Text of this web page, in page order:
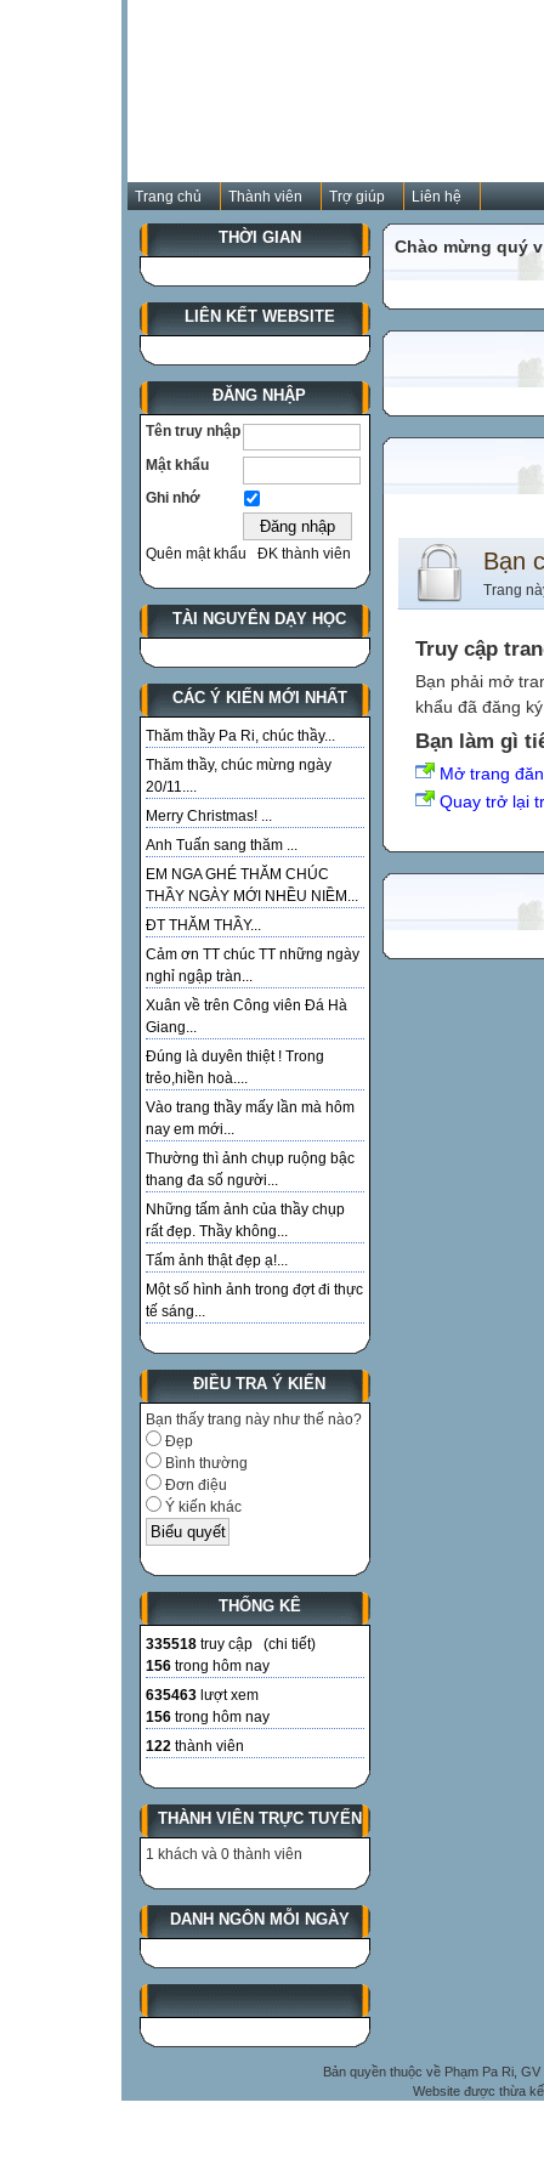
Trang chủ Thành viên Trợ giúp Liên hệ
THỜI GIAN
LIÊN KẾT WEBSITE
ĐĂNG NHẬP
Tên truy nhập
Mật khẩu
Ghi nhớ
Quên mật khẩu ĐK thành viên
TÀI NGUYÊN DẠY HỌC
CÁC Ý KIẾN MỚI NHẤT
Thăm thầy Pa Ri, chúc thầy...
Thăm thầy, chúc mừng ngày
20/11....
Merry Christmas! ...
Anh Tuấn sang thăm ...
EM NGA GHÉ THĂM CHÚC
THẦY NGÀY MỚI NHỀU NIỀM...
ĐT THĂM THẦY...
Cảm ơn TT chúc TT những ngày
nghỉ ngập tràn...
Xuân về trên Công viên Đá Hà
Giang...
Đúng là duyên thiệt ! Trong
trẻo,hiền hoà....
Vào trang thầy mấy lần mà hôm
nay em mới...
Thường thì ảnh chụp ruộng bậc
thang đa số người...
Những tấm ảnh của thầy chụp
rất đẹp. Thầy không...
Tấm ảnh thật đẹp ạ!...
Một số hình ảnh trong đợt đi thực
tế sáng...
ĐIỀU TRA Ý KIẾN
Bạn thấy trang này như thế nào?
Đẹp
Bình thường
Đơn điệu
Ý kiến khác
THỐNG KÊ
335518 truy cập (chi tiết)
156 trong hôm nay
635463 lượt xem
156 trong hôm nay
122 thành viên
THÀNH VIÊN TRỰC TUYẾN
1 khách và 0 thành viên
DANH NGÔN MỖI NGÀY
Chào mừng quý
Bạn
Trang
Truy cập
Bạn phải mở
khẩu đã đăng
Bạn làm gì
Mở trang
Quay trở lại
Bản quyền thuộc về Phạm Pa Ri,
Website được thừa